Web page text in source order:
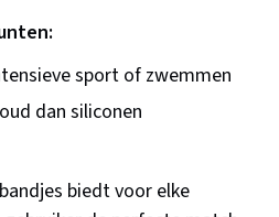
sport of zwemmen
dan siliconen
biedt voor elke